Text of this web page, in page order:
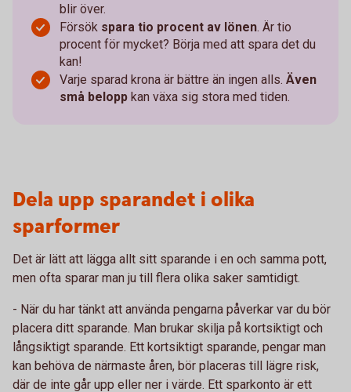
blir över.
Försök spara tio procent av lönen. Är tio
procent för mycket? Börja med att spara det du
kan!
Varje sparad krona är bättre än ingen alls. Även
små belopp kan växa sig stora med tiden.
Dela upp sparandet i olika
sparformer
Det är lätt att lägga allt sitt sparande i en och samma pott,
men ofta sparar man ju till flera olika saker samtidigt.
- När du har tänkt att använda pengarna påverkar var du bör
placera ditt sparande. Man brukar skilja på kortsiktigt och
långsiktigt sparande. Ett kortsiktigt sparande, pengar man
kan behöva de närmaste åren, bör placeras till lägre risk,
där de inte går upp eller ner i värde. Ett sparkonto är ett